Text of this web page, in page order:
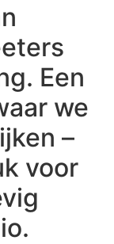
Een
we
–
voor